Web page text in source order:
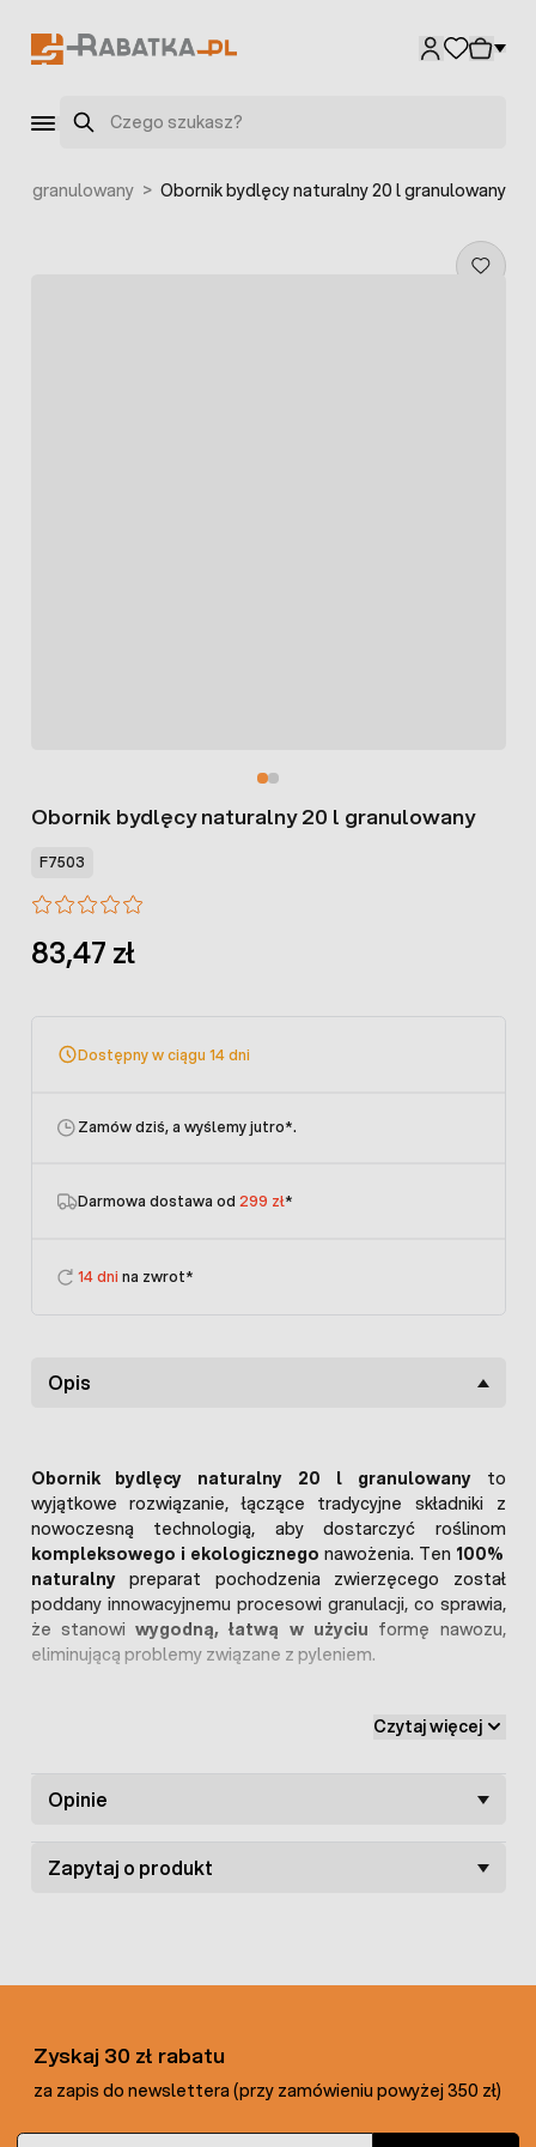
Szukaj
granulowany > Obornik bydlęcy naturalny 20 l granulowany
Obornik bydlęcy naturalny 20 l granulowany
F7503
83,47 zł
Dostępny w ciągu 14 dni
Zamów dziś, a wyślemy jutro*.
Darmowa dostawa od 299 zł*
14 dni na zwrot*
Opis
Obornik bydlęcy naturalny 20 l granulowany to
wyjątkowe rozwiązanie, łączące tradycyjne składniki z
nowoczesną technologią, aby dostarczyć roślinom
kompleksowego i ekologicznego nawożenia. Ten 100%
naturalnypreparat pochodzenia zwierzęcego został
poddany innowacyjnemu procesowi granulacji, co sprawia,
że stanowiwygodną, łatwą w użyciu formę nawozu,
eliminującą problemy związane z pyleniem.
Zalety stosowania obornika bydlęcego:
Czytaj więcej
Opinie
Zapytaj o produkt
Zyskaj 30 zł rabatu
za zapis do newslettera (przy zamówieniu powyżej 350 zł)